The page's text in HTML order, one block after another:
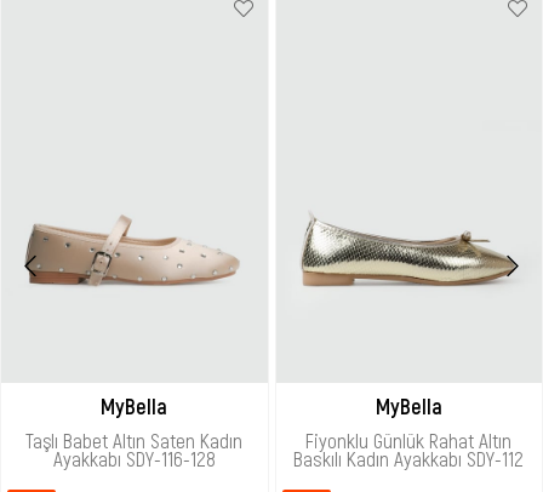
MyBella
Taşlı Babet Altın Saten Kadın
Ayakkabı SDY-116-128
MyBella
Fiyonklu Günlük Rahat Altın
Baskılı Kadın Ayakkabı SDY-112